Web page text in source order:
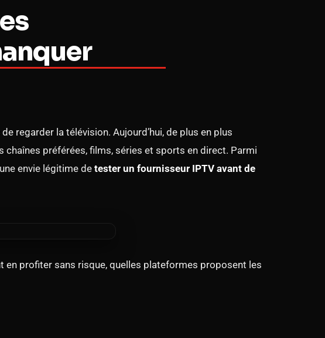
regarder la télévision. Aujourd’hui, de plus en plus
préférées, films, séries et sports en direct. Parmi
envie légitime de tester un fournisseur IPTV avant de
en profiter sans risque, quelles plateformes proposent les